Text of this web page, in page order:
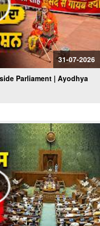
31-07-2026
Parliament | Ayodhya